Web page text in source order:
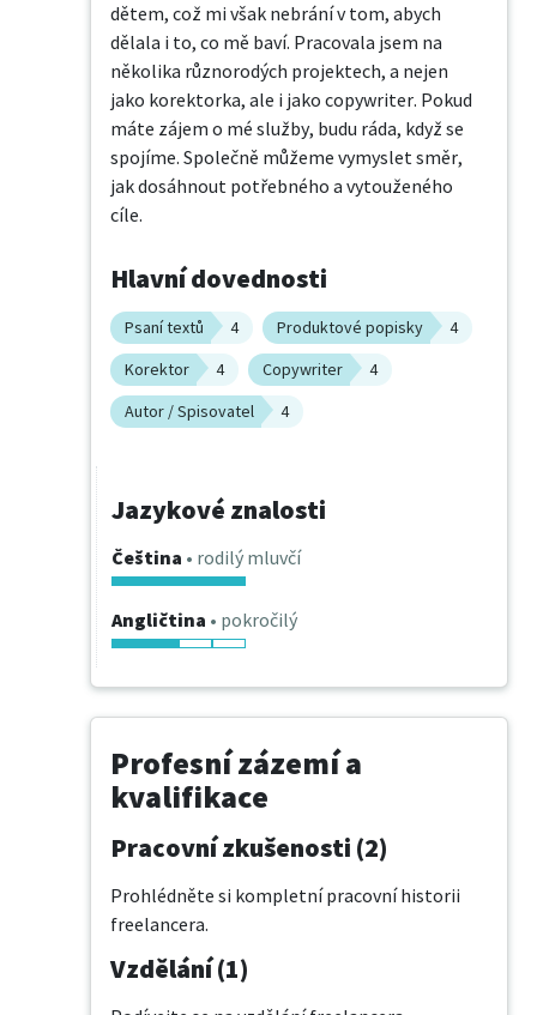
dětem, což mi však nebrání v tom, abych
dělala i to, co mě baví. Pracovala jsem na
několika různorodých projektech, a nejen
jako korektorka, ale i jako copywriter. Pokud
máte zájem o mé služby, budu ráda, když se
spojíme. Společně můžeme vymyslet směr,
jak dosáhnout potřebného a vytouženého
cíle.
Hlavní dovednosti
Psaní textů 4 Produktové popisky
4
Korektor
4 Copywriter
4
Autor / Spisovatel
4
Jazykové znalosti
Čeština • rodilý mluvčí
Angličtina • pokročilý
Profesní zázemí a
kvalifikace
Pracovní zkušenosti (2)
Prohlédněte si kompletní pracovní historii
freelancera.
Vzdělání (1)